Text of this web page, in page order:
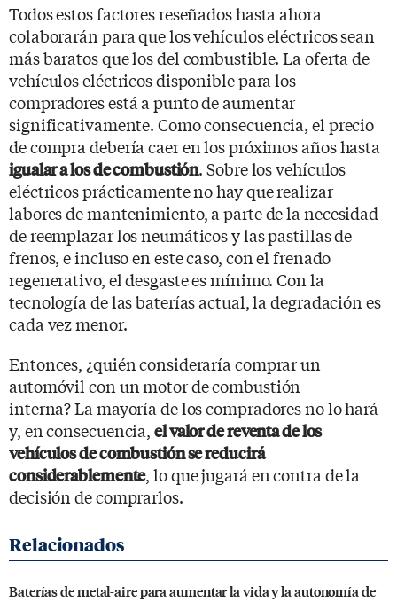
Todos estos factores reseñados hasta ahora
colaborarán para que los vehículos eléctricos sean
más baratos que los del combustible. La oferta de
vehículos eléctricos disponible para los
compradores está a punto de aumentar
significativamente. Como consecuencia, el precio
de compra debería caer en los próximos años hasta
igualar a los de combustión. Sobre los vehículos
eléctricos prácticamente no hay que realizar
labores de mantenimiento, a parte de la necesidad
de reemplazar los neumáticos y las pastillas de
frenos, e incluso en este caso, con el frenado
regenerativo, el desgaste es mínimo. Con la
tecnología de las baterías actual, la degradación es
cada vez menor.
Entonces, ¿quién consideraría comprar un
automóvil con un motor de combustión
interna? La mayoría de los compradores no lo hará
y, en consecuencia, el valor de reventa de los
vehículos de combustión se reducirá
considerablemente, lo que jugará en contra de la
decisión de comprarlos.
Baterías de metal-aire para aumentar la vida y la autonomía de